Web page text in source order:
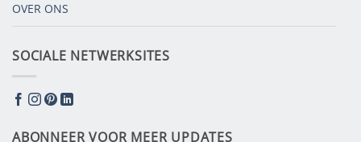
OVER ONS
SOCIALE NETWERKSITES
ABONNEER VOOR MEER UPDATES